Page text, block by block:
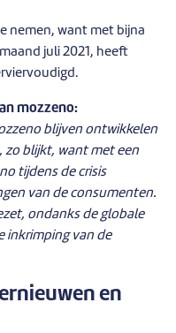
nemen, want met bijna
juli 2021, heeft
mozzeno:
blijven ontwikkelen
zo blijkt, want met een
tijdens de crisis
van de consumenten.
ondanks de globale
inkrimping van de
en